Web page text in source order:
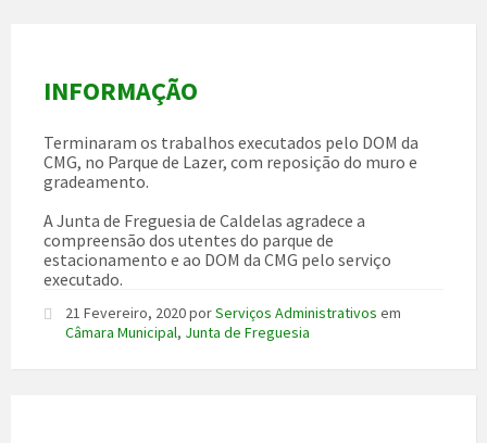
INFORMAÇÃO
Terminaram os trabalhos executados pelo DOM da
CMG, no Parque de Lazer, com reposição do muro e
gradeamento.
A Junta de Freguesia de Caldelas agradece a
compreensão dos utentes do parque de
estacionamento e ao DOM da CMG pelo serviço
executado.
21 Fevereiro, 2020porServiços Administrativos em
Câmara Municipal, Junta de Freguesia